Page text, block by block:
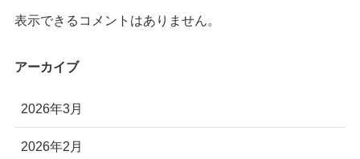
表示できるコメントはありません。
アーカイブ
2026年3月
2026年2月